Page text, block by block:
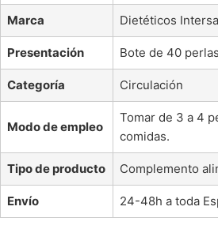
Marca Dietéticos Intersa
Presentación Bote de 40
Categoría Circulación
Modo de empleo
Tomar de 3 a 4
comidas.
Tipo de producto Complemento
Envío 24-48h a toda